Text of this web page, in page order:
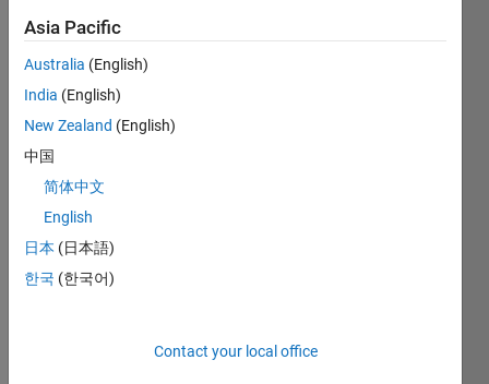
別に
個人
で
MAT
and
Simul
ink
ent
Suite
を購
Asia Pacific
Australia (English)
India (English)
New Zealand (English)
中国
简体中文
English
日本 (日本語)
한국 (한국어)
Contact your local office